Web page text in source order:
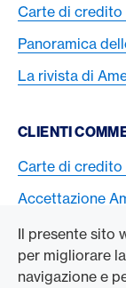
Il presente sito
per migliorare
navigazione e
Carte di
Panoramica
La rivista di
CLIENTI
Carte di
Accettazione
L’AZIENDA